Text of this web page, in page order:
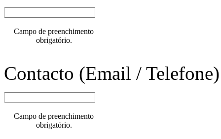
Campo de preenchimento
obrigatório.
Contacto (Email /
Campo de preenchimento
obrigatório.